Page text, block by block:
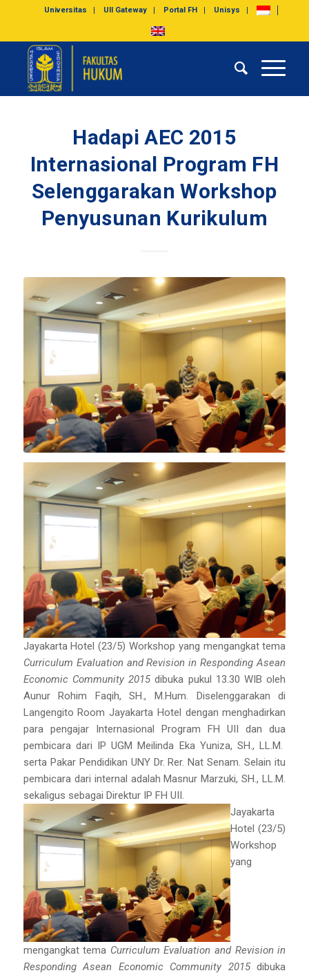
Universitas UII Gateway Portal FH Unisys
Hadapi AEC 2015
Internasional Program FH
Selenggarakan Workshop
Penyusunan Kurikulum
Jayakarta Hotel (23/5) Workshop yang mengangkat tema
Curriculum Evaluation and Revision in Responding Asean
Economic Community 2015dibuka pukul 13.30 WIB oleh
Aunur Rohim Faqih, SH., M.Hum. Diselenggarakan di
Langengito Room Jayakarta Hotel dengan menghadirkan
para pengajar Internasional Program FH UII dan dua
pembicara dari IP UGM Meilinda Eka Yuniza, SH., LL.M.
serta Pakar Pendidikan UNY Dr. Rer. Nat Senam. Selain itu
pembicara dari internal adalah Masnur Marzuki, SH., LL.M.
sekaligus sebagai Direktur IP FH UII.
Jayakarta
Hotel (23/5)
Workshop
yang
mengangkat tema Curriculum Evaluation and Revision in
Responding Asean Economic Community 2015dibuka